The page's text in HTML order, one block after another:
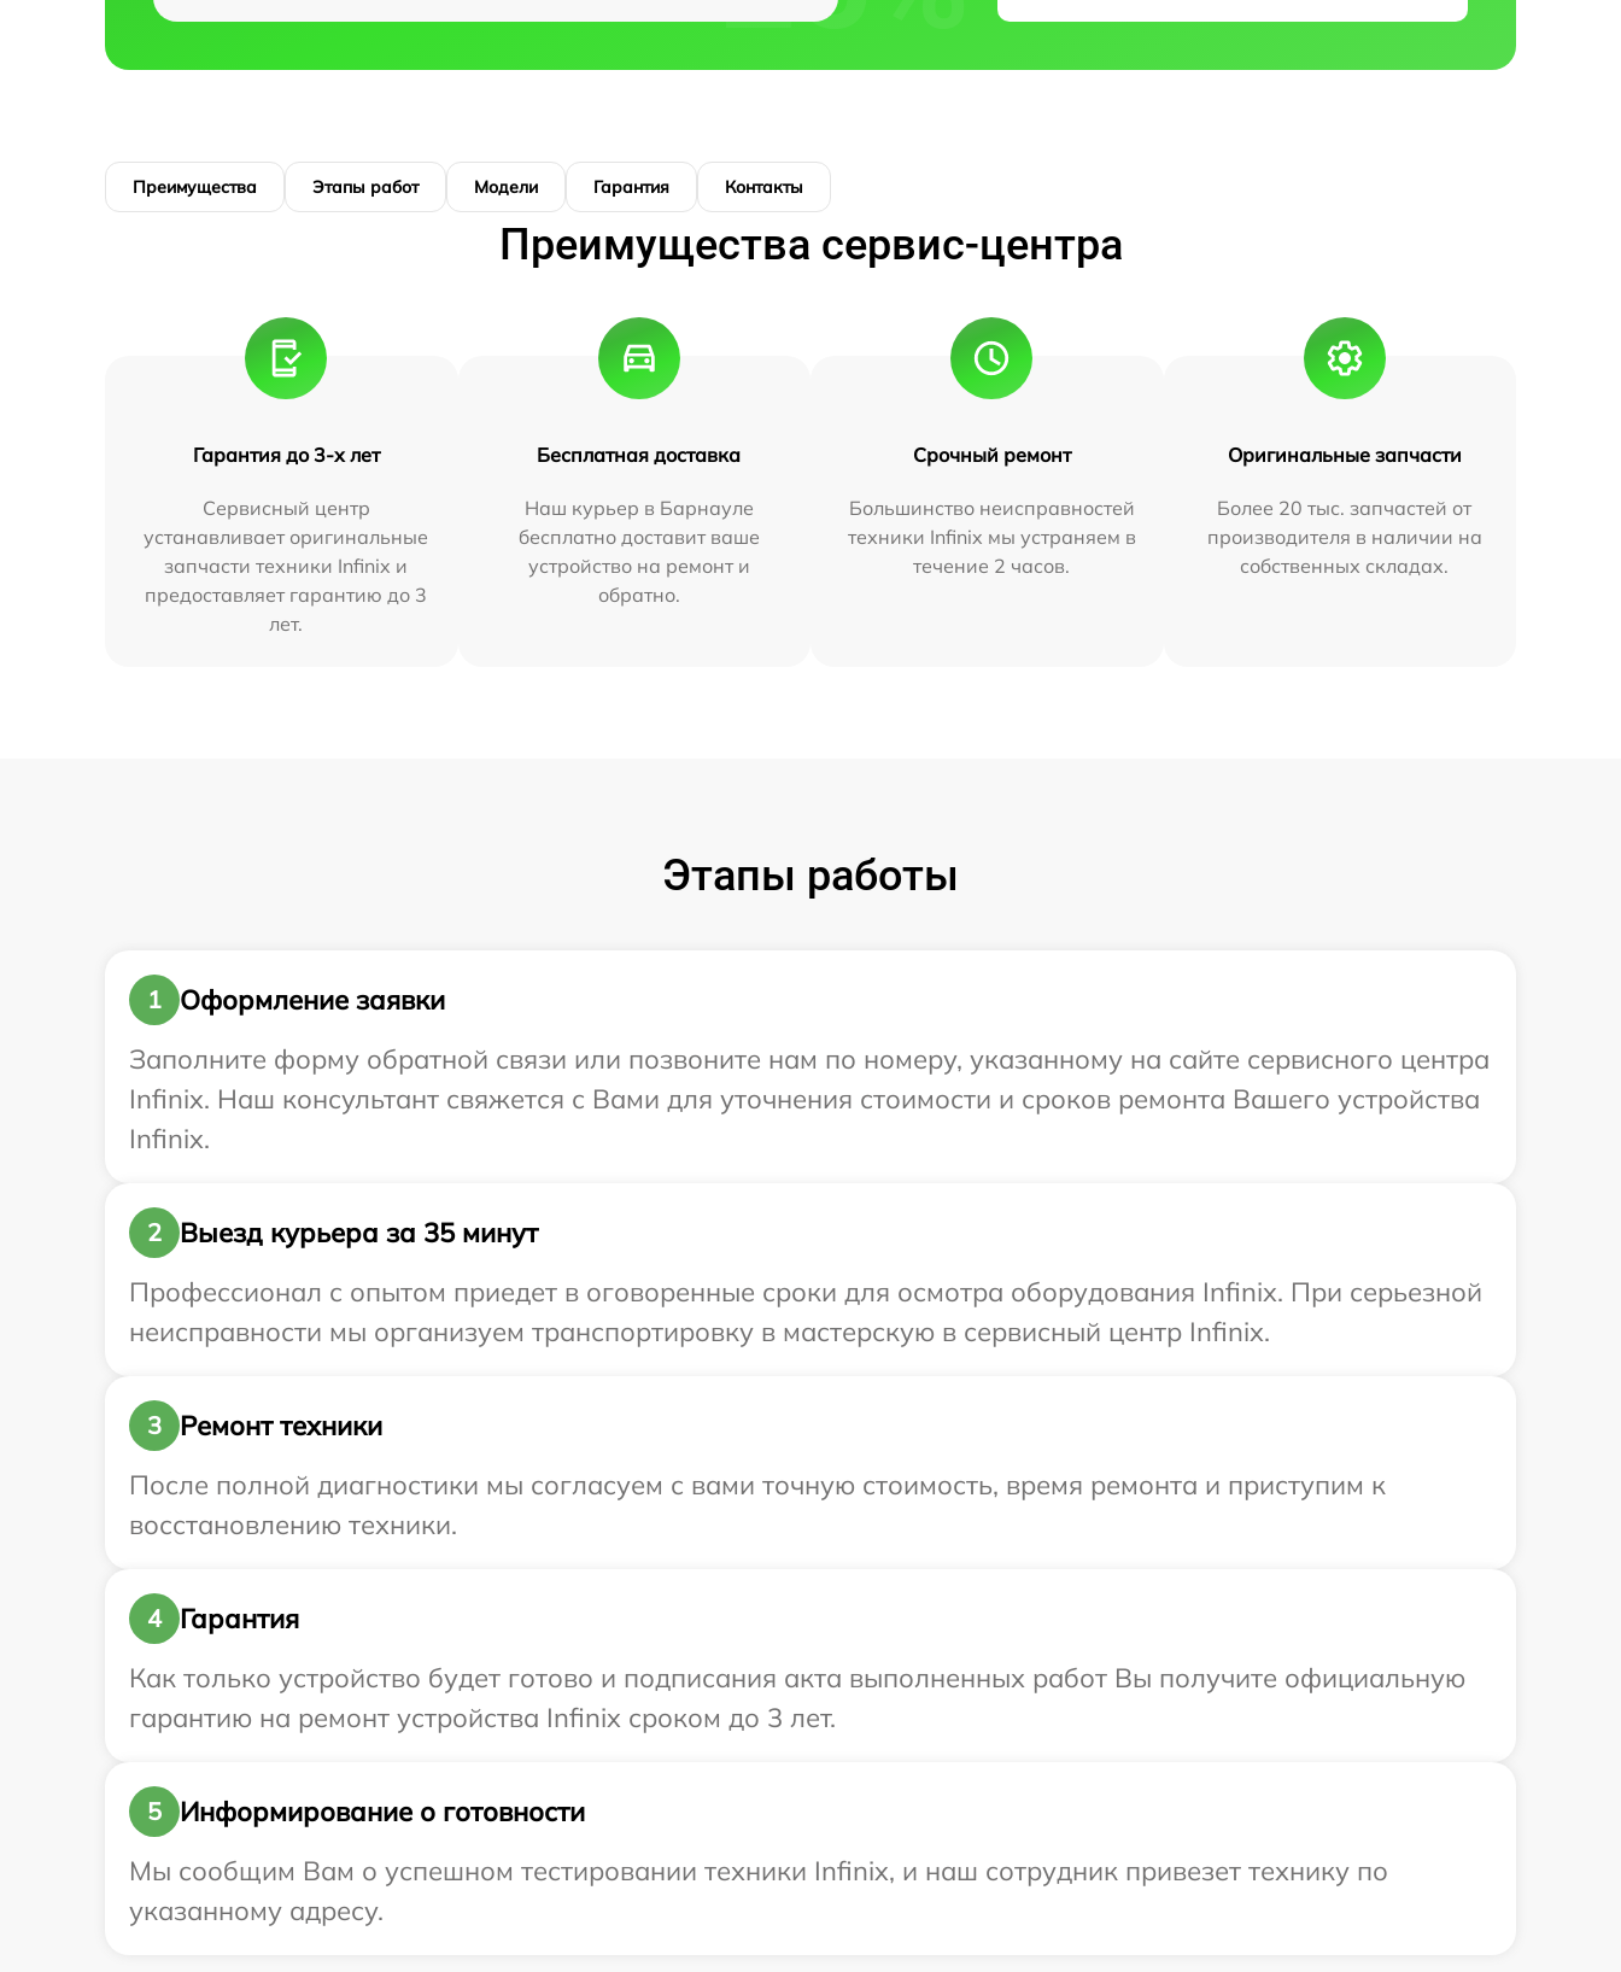
Преимущества Этапы работ Модели Гарантия Контакты
Преимущества сервис-центра
Гарантия до 3-х лет
Сервисный центр
устанавливает оригинальные
запчасти техники Infinix и
предоставляет гарантию до 3
лет.
Бесплатная доставка
Наш курьер в Барнауле
бесплатно доставит ваше
устройство на ремонт и
обратно.
Срочный ремонт
Большинство неисправностей
техники Infinix мы устраняем в
течение 2 часов.
Оригинальные запчасти
Более 20 тыс. запчастей от
производителя в наличии на
собственных складах.
Этапы работы
1
Оформление заявки
Заполните форму обратной связи или позвоните нам по номеру, указанному на сайте сервисного центра
Infinix. Наш консультант свяжется с Вами для уточнения стоимости и сроков ремонта Вашего устройства
Infinix.
2
Выезд курьера за 35 минут
Профессионал с опытом приедет в оговоренные сроки для осмотра оборудования Infinix. При серьезной
неисправности мы организуем транспортировку в мастерскую в сервисный центр Infinix.
3
Ремонт техники
После полной диагностики мы согласуем с вами точную стоимость, время ремонта и приступим к
восстановлению техники.
4
Гарантия
Как только устройство будет готово и подписания акта выполненных работ Вы получите официальную
гарантию на ремонт устройства Infinix сроком до 3 лет.
5
Информирование о готовности
Мы сообщим Вам о успешном тестировании техники Infinix, и наш сотрудник привезет технику по
указанному адресу.